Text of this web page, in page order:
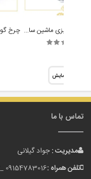
چرخ گوشت رومیزی ماشین سازی موسوی مدل Mousavi TA 32x
نمایش
تماس با ما
مدیریت :جواد گیلانی
تلفن همراه :09154783016 _